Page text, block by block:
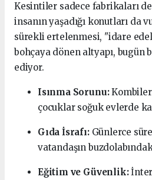
Kesintiler sadece fabrikaları
insanın yaşadığı konutları da
sürekli ertelenmesi, "idare
bohçaya dönen altyapı, bugün
ediyor.
Isınma Sorunu:Kombiler
çocuklar soğuk evlerde
Gıda İsrafı:Günlerce
vatandaşın
Eğitim ve Güvenlik: